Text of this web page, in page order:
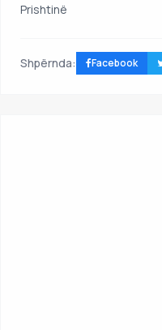
Prishtinë
Shpërnda: Facebook